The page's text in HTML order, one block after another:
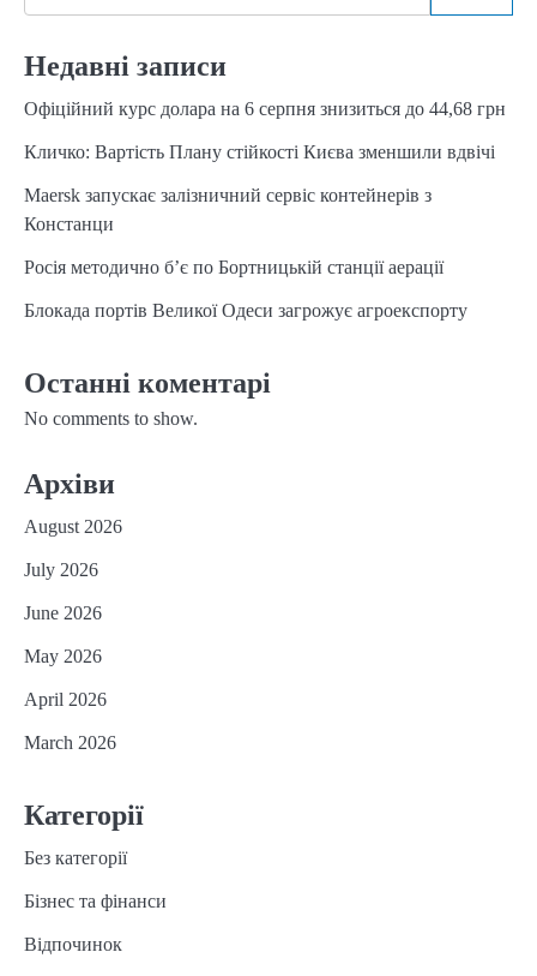
Недавні записи
Офіційний курс долара на 6 серпня знизиться до 44,68 грн
Кличко: Вартість Плану стійкості Києва зменшили вдвічі
Maersk запускає залізничний сервіс контейнерів з
Констанци
Росія методично б’є по Бортницькій станції аерації
Блокада портів Великої Одеси загрожує агроекспорту
Останні коментарі
No comments to show.
Архіви
August 2026
July 2026
June 2026
May 2026
April 2026
March 2026
Категорії
Без категорії
Бізнес та фінанси
Відпочинок